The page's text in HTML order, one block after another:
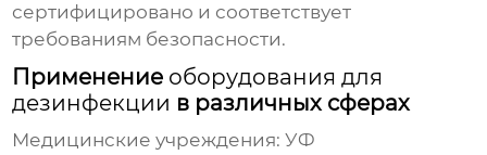
сертифицировано и соответствует
требованиям безопасности.
Применение оборудования для
дезинфекции в различных сферах
Медицинские учреждения: УФ